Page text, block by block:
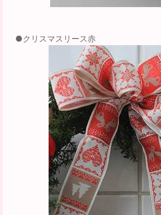
●クリスマスリース赤